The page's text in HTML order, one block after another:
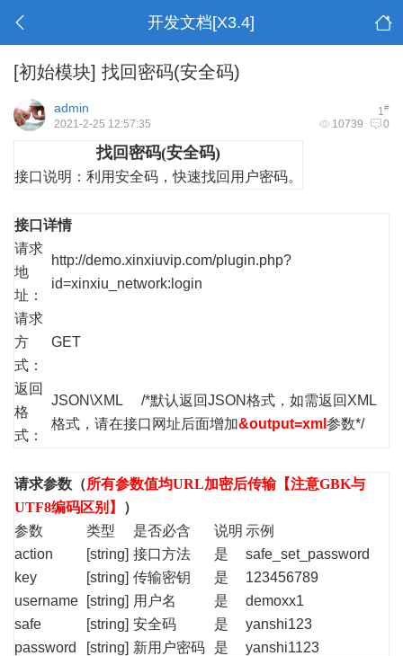
开发文档[X3.4]
[初始模块] 找回密码(安全码)
1#
admin
10739 0
2021-2-25 12:57:35
找回密码(安全码)
接口说明： 利用安全码，快速找回用户密码。
接口详情
请求
地
址：
http://demo.xinxiuvip.com/plugin.php?
id=xinxiu_network:login
请求
方
式：
GET
返回
格
式：
JSON\XML /*默认返回JSON格式，如需返回XML
格式，请在接口网址后面增加&output=xml 参数*/
请求参数（所有参数值均URL加密后传输【注意GBK与
UTF8编码区别】
）
参数
类型 是否必含 说明 示例
action
[string] 接口方法 是
safe_set_password
key
[string] 传输密钥 是
123456789
username
[string] 用户名 是
demoxx1
safe
[string] 安全码 是
yanshi123
password
[string] 新用户密码 是 yanshi1123